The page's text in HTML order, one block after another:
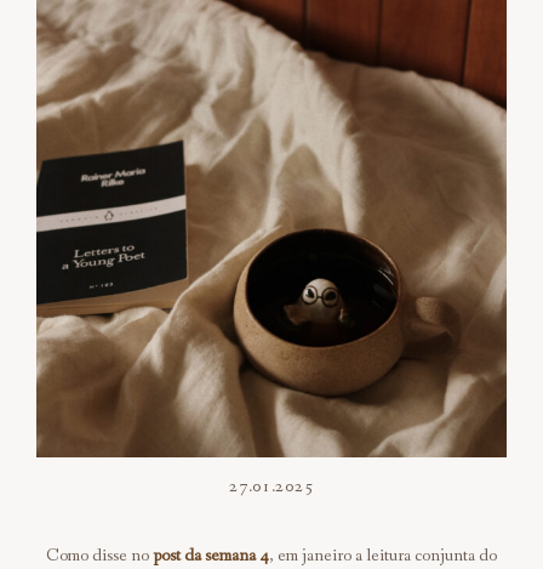
27.01.2025
Como disse nopost da semana 4, em janeiro a leitura conjunta do